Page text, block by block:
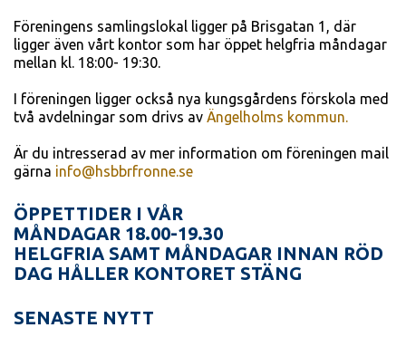
Föreningens samlingslokal ligger på Brisgatan 1, där
ligger även vårt kontor som har öppet helgfria måndagar
mellan kl. 18:00- 19:30.
I föreningen ligger också nya kungsgårdens förskola med
två avdelningar som drivs av Ängelholms kommun.
Är du intresserad av mer information om föreningen mail
gärna info@hsbbrfronne.se
ÖPPETTIDER I VÅR
MÅNDAGAR 18.00-19.30
HELGFRIA SAMT MÅNDAGAR INNAN RÖD
DAG HÅLLER KONTORET STÄNG
SENASTE NYTT